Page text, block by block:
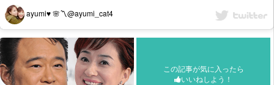
ayumi♥ 🌸〽@ayumi_cat4
この記事が気に入ったら
いいねしよう！